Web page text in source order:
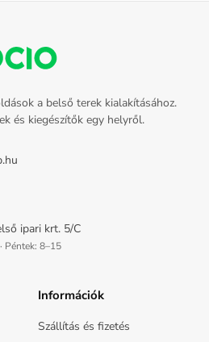
a belső terek kialakításához.
és kiegészítők egy helyről.
ipari krt. 5/C
Péntek: 8–15
Információk
Szállítás és fizetés